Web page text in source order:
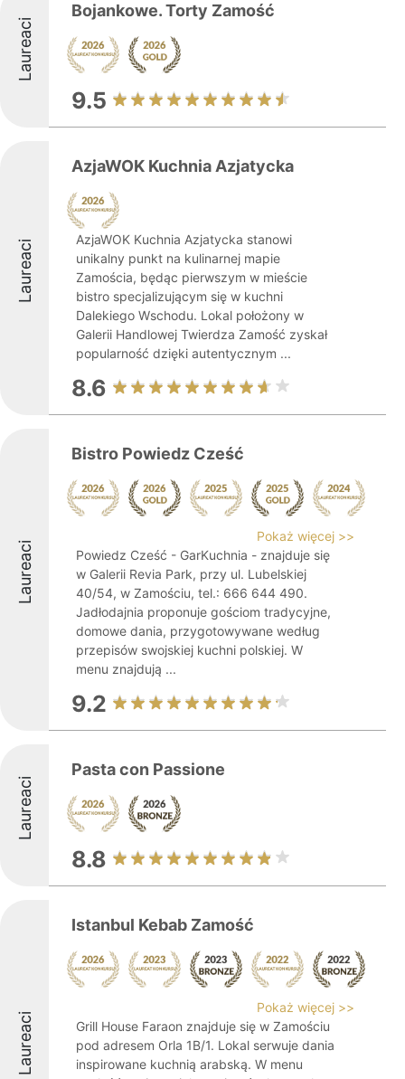
Laureaci
Bojankowe. Torty Zamość
9.5
Laureaci
AzjaWOK Kuchnia Azjatycka
AzjaWOK Kuchnia Azjatycka stanowi
unikalny punkt na kulinarnej mapie
Zamościa, będąc pierwszym w mieście
bistro specjalizującym się w kuchni
Dalekiego Wschodu. Lokal położony w
Galerii Handlowej Twierdza Zamość zyskał
popularność dzięki autentycznym ...
8.6
Laureaci
Bistro Powiedz Cześć
Pokaż więcej >>
Powiedz Cześć - GarKuchnia - znajduje się
w Galerii Revia Park, przy ul. Lubelskiej
40/54, w Zamościu, tel.: 666 644 490.
Jadłodajnia proponuje gościom tradycyjne,
domowe dania, przygotowywane według
przepisów swojskiej kuchni polskiej. W
menu znajdują ...
9.2
Laureaci
Pasta con Passione
8.8
Laureaci
Istanbul Kebab Zamość
Pokaż więcej >>
Grill House Faraon znajduje się w Zamościu
pod adresem Orla 1B/1. Lokal serwuje dania
inspirowane kuchnią arabską. W menu